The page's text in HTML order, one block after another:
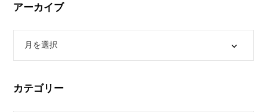
アーカイブ
カテゴリー